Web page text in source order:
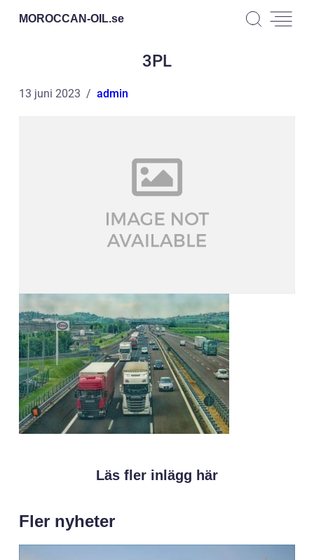
MOROCCAN-OIL.se
3PL
13 juni 2023 admin
Läs fler inlägg här
Fler nyheter